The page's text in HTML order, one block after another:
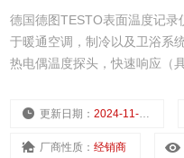
德国德图TESTO表面温度记
于暖通空调，制冷以及卫浴系
热电偶温度探头，快速响应（
更新日期：2024-11-25
厂商性质：经销商